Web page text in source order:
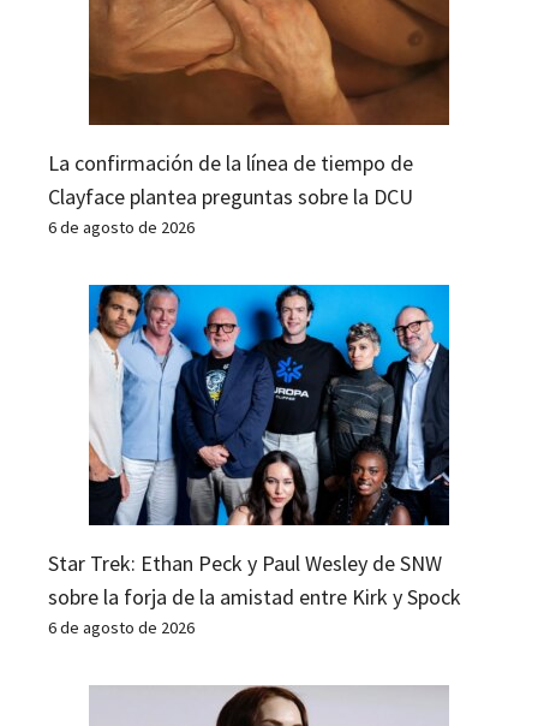
La confirmación de la línea de tiempo de
Clayface plantea preguntas sobre la DCU
6 de agosto de 2026
Star Trek: Ethan Peck y Paul Wesley de SNW
sobre la forja de la amistad entre Kirk y Spock
6 de agosto de 2026